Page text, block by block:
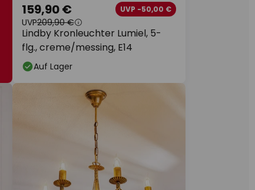
Lindby Kronleuchter Lumiel, 5-
flg., creme/messing, E14
159,90 € UVP -50,00 €
UVP209,90 €
Auf Lager